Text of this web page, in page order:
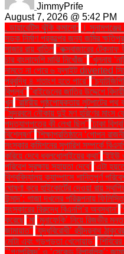
JimmyPrife
August 7, 2026 @ 5:42 PM
. ডায়াবেটিস ঝুঁকি কমানো:
।
সড়ক নির্মাণ প্রকল্পের জন্য জমির
সাজার রায় বাতিল ''কক্সবাজারের
চার বাংলাদেশি মাঝি নিখোঁজ'' ''খুলনায়
নামতে না পেরে ৬ ফ্লাইট diverted
প্রবৃদ্ধি ৪ শতাংশ হতে পারে''
বিপ্লব'' ''বাইডেনের জাতির উদ্দেশে
খুন ''রাষ্ট্রীয় পৃষ্ঠপোষকতায় লুটপাটের
''সুন্দরবনে নৌকায় দুই মণ হরিণের মাংস
পদত্যাগপত্রে কী লেখা ছিল'' 'ঢাকা
বিশ্লেষণ'' 'শিক্ষাপ্রতিষ্ঠানে ‘গোপন
সংস্কার কমিশনের সুপারিশ সম্পর্কে
করিয়ে দেবে ধবলধোলাইয়ের কথা’ ‘ইইউ
পরিবেশ সুরক্ষায় সহায়তা দেবে’ ‘এটা
বিশ্ববিদ্যালয় ক্যাম্পাসে শান্তিপূর্ণ
ঘোষণা করে হাইকোর্টের দেওয়া রায়
উন্মাদ’: গাজা দখলের পরিকল্পনায়
সংস্কারের বিরুদ্ধে বিএনপি’র অবস্থান’
করেছে ‘মা ‘মুনাফেকি’ নিয়ে রিজভীর
জামায়াত" ‘যুদ্ধবিরোধী’ রবীন্দ্রনাথ
মোটা এবং গড়পড়তা খেলোয়াড়’
"‘গণপরিষদ’ ও ‘সেকেন্ড রিপাবলিক’: